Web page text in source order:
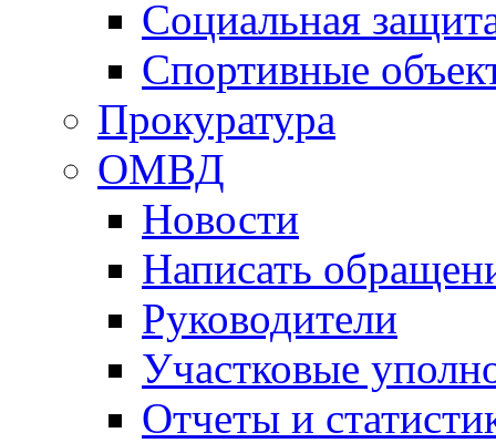
Социальная
Спортивные
Прокуратура
ОМВД
Новости
Написать
Руководители
Участковые
Отчеты и